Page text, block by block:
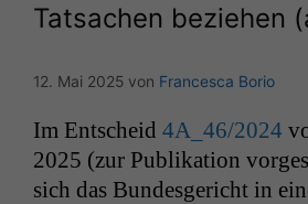
Tatsachen beziehen
12. Mai 2025 von Francesca Borio
Im Entscheid 4A_46/2024
2025 (zur Pub­lika­tion
sich das Bun­des­gericht in